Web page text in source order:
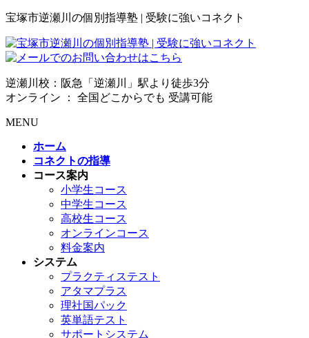
宝塚市逆瀬川の個別指導塾 | 受験に強いコネクト
逆瀬川校：阪急「逆瀬川」駅より徒歩3分
オンライン ： 全国どこからでも 受講可能
MENU
ホーム
コネクトの指導
コース案内
小学生コース
中学生コース
高校生コース
オンラインコース
料金案内
システム
プラクティステスト
アタマプラス
理社国パック
英単語テスト
サポートシステム